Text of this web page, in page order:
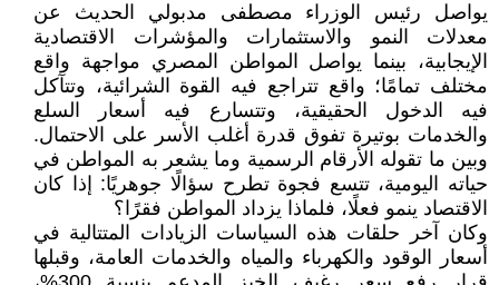
يواصل رئيس الوزراء مصطفى مدبولي الحديث عن
معدلات النمو والاستثمارات والمؤشرات الاقتصادية
الإيجابية، بينما يواصل المواطن المصري مواجهة واقع
مختلف تمامًا؛ واقع تتراجع فيه القوة الشرائية، وتتآكل
فيه الدخول الحقيقية، وتتسارع فيه أسعار السلع
والخدمات بوتيرة تفوق قدرة أغلب الأسر على الاحتمال.
وبين ما تقوله الأرقام الرسمية وما يشعر به المواطن في
حياته اليومية، تتسع فجوة تطرح سؤالًا جوهريًا: إذا كان
الاقتصاد ينمو فعلًا، فلماذا يزداد المواطن فقرًا؟
وكان آخر حلقات هذه السياسات الزيادات المتتالية في
أسعار الوقود والكهرباء والمياه والخدمات العامة، وقبلها